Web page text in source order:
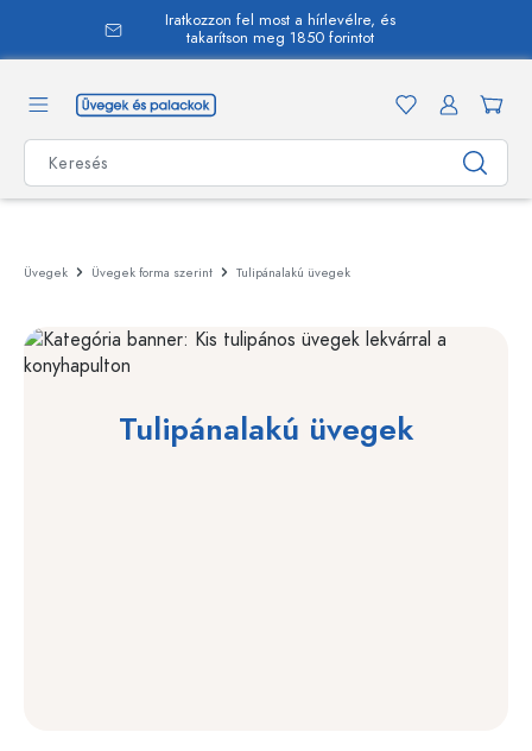
Iratkozzon fel most a hírlevélre, és
takarítson meg 1850 forintot
Üvegek Üvegek forma szerint Tulipánalakú üvegek
Tulipánalakú üvegek